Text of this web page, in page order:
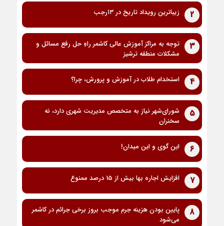
2 زیباترین رویداد تاریخ در ۱۳رجب
3
توجه به مراکز آموزش عالی کاشمر راهِ حل رفع مسائل و
مشکلات منطقه ترشیز
4 استخدام طلاب در آموزش و پرورش، چرا؟
5
شورای‌شهر نیاز به متخصص مدیریت شهری دارد، نه
سخنران
6 این گوی و این میدان!
7 افزایش اجاره بها بیش از 15 درصد ممنوع
8
پایین بودن هزینه جرم موجب بروز برخی جرائم در کاشمر
می‌شود